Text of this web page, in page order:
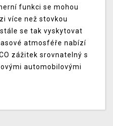
funkci se mohou
více než stovkou
se tak vyskytovat
atmosféře nabízí
zážitek srovnatelný s
automobilovými